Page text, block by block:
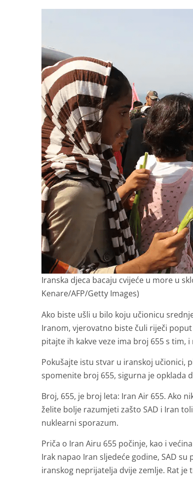
Iranska djeca bacaju cvijeće u more u
Kenare/AFP/Getty Images)
Ako biste ušli u bilo koju učionicu
Iranom, vjerovatno biste čuli riječi poput
pitajte ih kakve veze ima broj 655 s tim,
Pokušajte istu stvar u iranskoj učionici,
spomenite broj 655, sigurna je opklada
Broj, 655, je broj leta: Iran Air 655. Ako
želite bolje razumjeti zašto SAD i Iran
nuklearni sporazum.
Priča o Iran Airu 655 počinje, kao i
Irak napao Iran sljedeće godine, SAD
iranskog neprijatelja dvije zemlje. Rat